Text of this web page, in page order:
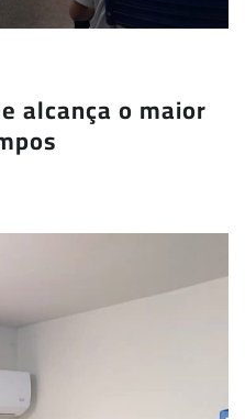
alcança o maior